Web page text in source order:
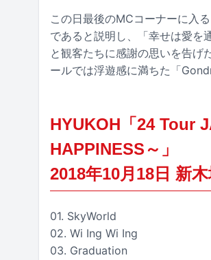
この日最後のMCコーナーに入
であると説明し、「幸せは愛を
と観客たちに感謝の思いを告げ
ールでは浮遊感に満ちた「
HYUKOH「24 Tour
HAPPINESS～」
2018年10月18日 新
01. SkyWorld
02. Wi Ing Wi Ing
03. Graduation